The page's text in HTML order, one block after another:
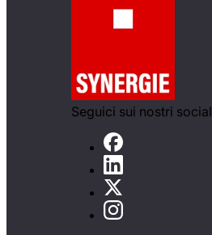
Seguici sui nostri social